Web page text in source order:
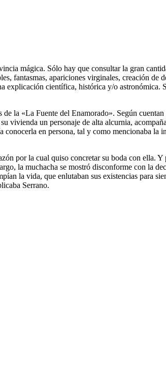
mágica. Sólo hay que consultar la gran
fantasmas, apariciones virginales, creación de
explicación científica, histórica y/o astronómica.
la «La Fuente del Enamorado». Según
vivienda un personaje de alta alcurnia,
en persona, tal y como mencionaba la
por la cual quiso concretar su boda con ella. Y
la muchacha se mostró disconforme con la
la vida, que enlutaban sus existencias para
Serrano.